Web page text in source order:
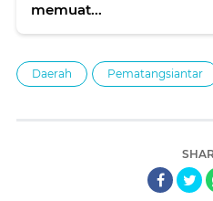
memuat...
Daerah Pematangsiantar